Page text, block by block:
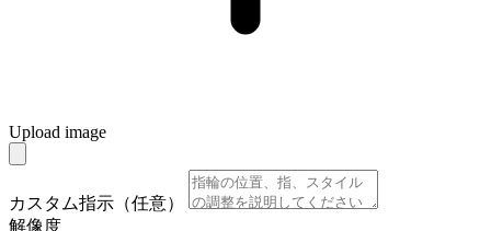
Upload image
カスタム指示（任意）
解像度